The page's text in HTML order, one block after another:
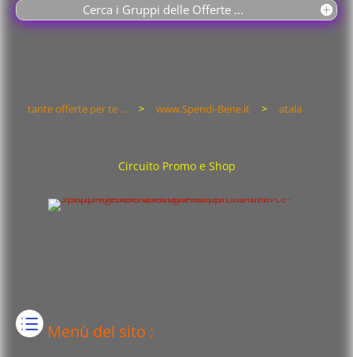
Cerca i Gruppi delle Offerte ...
tante offerte per te ... > www.Spendi-Bene.it > atala
Circuito Promo e Shop
Menù del sito :